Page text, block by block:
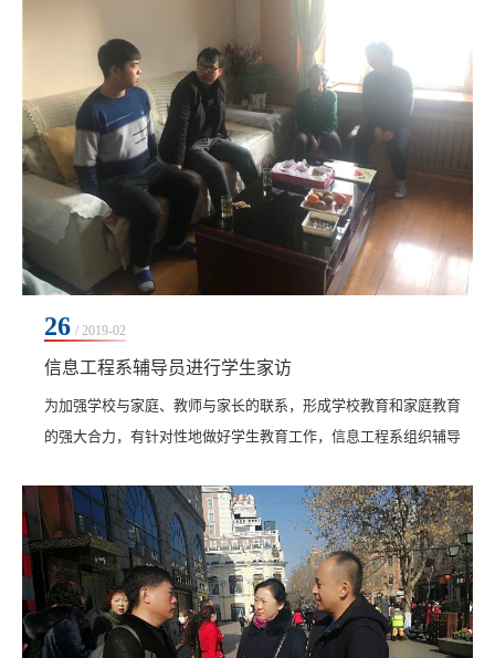
26 / 2019-02
信息工程系辅导员进行学生家访
为加强学校与家庭、教师与家长的联系，形成学校教育和家庭教育
的强大合力，有针对性地做好学生教育工作，信息工程系组织辅导
心置腹地促膝长谈，介绍学生...